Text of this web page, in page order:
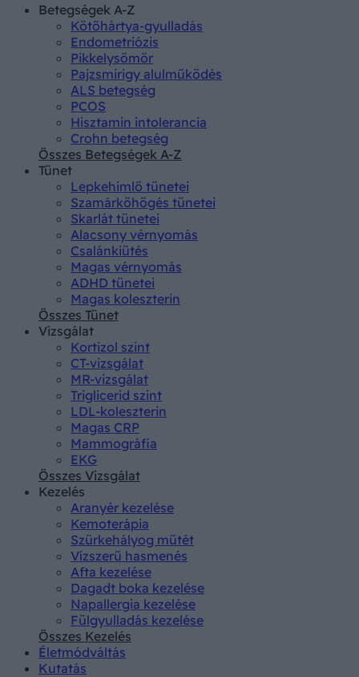
Betegségek A-Z
Kötőhártya-gyulladás
Endometriózis
Pikkelysömör
Pajzsmirigy alulműködés
ALS betegség
PCOS
Hisztamin intolerancia
Crohn betegség
Összes Betegségek A-Z
Tünet
Lepkehimlő tünetei
Szamárköhögés tünetei
Skarlát tünetei
Alacsony vérnyomás
Csalánkiütés
Magas vérnyomás
ADHD tünetei
Magas koleszterin
Összes Tünet
Vizsgálat
Kortizol szint
CT-vizsgálat
MR-vizsgálat
Triglicerid szint
LDL-koleszterin
Magas CRP
Mammográfia
EKG
Összes Vizsgálat
Kezelés
Aranyér kezelése
Kemoterápia
Szürkehályog műtét
Vízszerű hasmenés
Afta kezelése
Dagadt boka kezelése
Napallergia kezelése
Fülgyulladás kezelése
Összes Kezelés
Életmódváltás
Kutatás